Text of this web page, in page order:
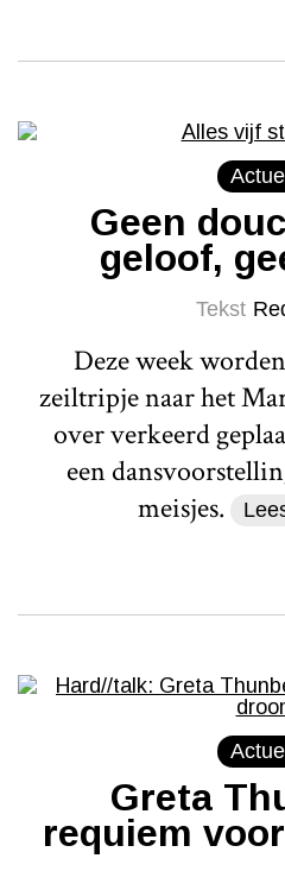
Geen
geloof,
Tekst
Deze week
zeiltripje naar het
over verkeerd
een
meisjes.
Greta
requiem